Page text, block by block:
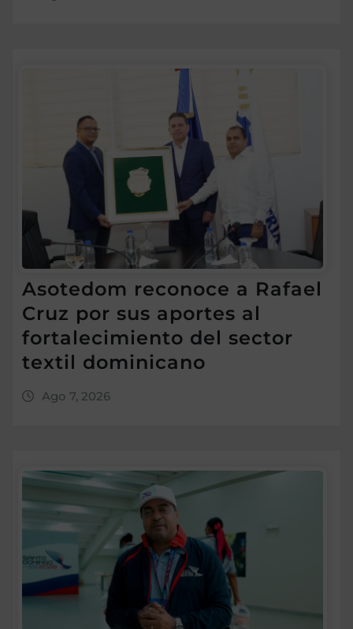
Asotedom reconoce a Rafael
Cruz por sus aportes al
fortalecimiento del sector
textil dominicano
Ago 7, 2026